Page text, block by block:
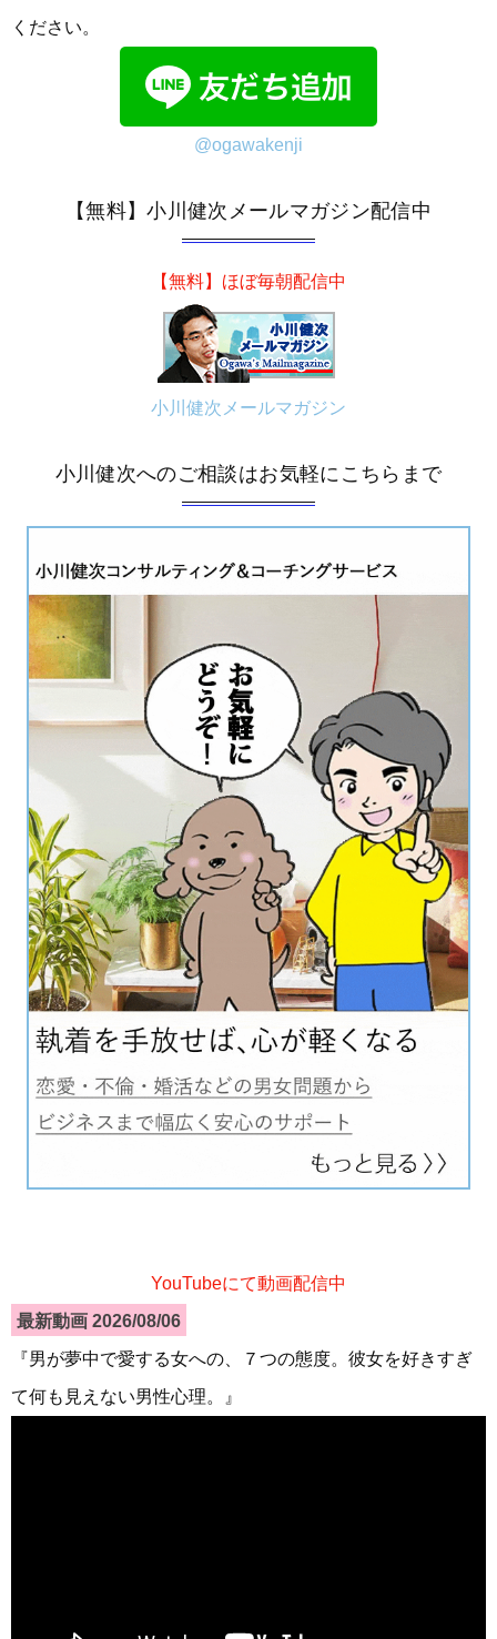
ください。
@ogawakenji
【無料】小川健次メールマガジン配信中
【無料】ほぼ毎朝配信中
小川健次メールマガジン
小川健次へのご相談はお気軽にこちらまで
YouTubeにて動画配信中
最新動画 2026/08/06
『男が夢中で愛する女への、７つの態度。彼女を好きすぎ
て何も見えない男性心理。』